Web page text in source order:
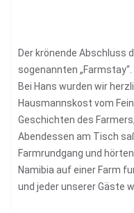
Der krönende Abschluss
sogenannten „Farmstay“.
Bei Hans wurden wir
Hausmannskost vom
Geschichten des
Abendessen am Tisch
Farmrundgang und
Namibia auf einer Farm
und jeder unserer Gäste